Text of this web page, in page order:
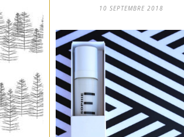
10 SEPTEMBRE 2018